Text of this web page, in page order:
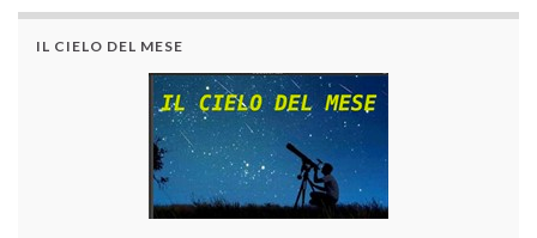
IL CIELO DEL MESE